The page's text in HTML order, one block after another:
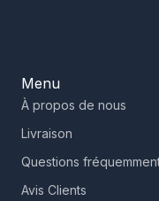
Menu
À propos de nous
Livraison
Questions
Avis Clients